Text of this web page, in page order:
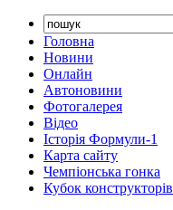
Головна
Новини
Онлайн
Автоновини
Фотогалерея
Відео
Історія Формули-1
Карта сайту
Чемпіонська гонка
Кубок конструкторів